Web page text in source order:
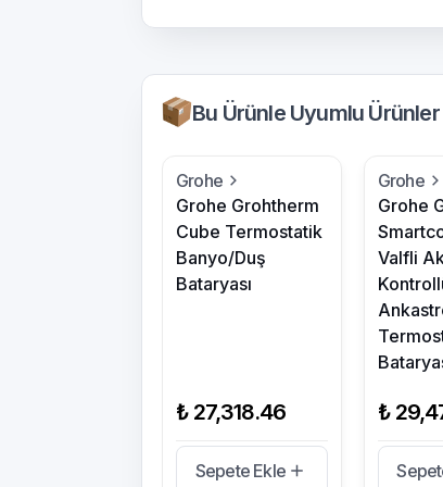
Bu Ürünle Uyumlu Ürünler
Grohe
Grohe Grohtherm
Cube Termostatik
Banyo/Duş
Bataryası
₺ 27,318.46
Sepete Ekle
Grohe
Grohe
Valfli
₺